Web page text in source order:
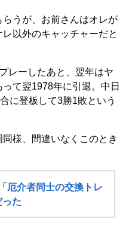
らうが、お前さんはオレが
以外のキャッチャーだと
レーしたあと、翌年はヤ
て翌1978年に引退。中日
に登板して3勝1敗という
様、間違いなくこのとき
厄介者同士の交換トレ
った